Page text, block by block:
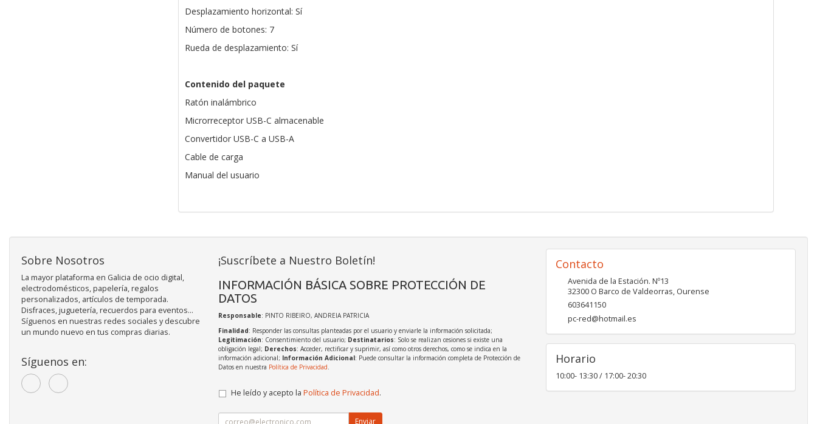
Desplazamiento horizontal: Sí
Número de botones: 7
Rueda de desplazamiento: Sí
Contenido del paquete
Ratón inalámbrico
Microrreceptor USB-C almacenable
Convertidor USB-C a USB-A
Cable de carga
Manual del usuario
Sobre Nosotros
La mayor plataforma en Galicia de ocio digital,
electrodomésticos, papelería, regalos
personalizados, artículos de temporada.
Disfraces, juguetería, recuerdos para eventos...
Síguenos en nuestras redes sociales y descubre
un mundo nuevo en tus compras diarias.
Síguenos en:
¡Suscríbete a Nuestro Boletín!
INFORMACIÓN BÁSICA SOBRE PROTECCIÓN DE
DATOS
Responsable: PINTO RIBEIRO, ANDREIA PATRICIA
Finalidad: Responder las consultas planteadas por el usuario y enviarle la información solicitada;
Legitimación: Consentimiento del usuario; Destinatarios: Solo se realizan cesiones si existe una
obligación legal; Derechos: Acceder, rectificar y suprimir, así como otros derechos, como se indica en la
información adicional; Información Adicional: Puede consultar la información completa de Protección de
Datos en nuestra Política de Privacidad.
He leído y acepto la Política de Privacidad.
Enviar
Contacto
Avenida de la Estación. Nº13
32300 O Barco de Valdeorras, Ourense
603641150
pc-red@hotmail.es
Horario
10:00- 13:30 / 17:00- 20:30